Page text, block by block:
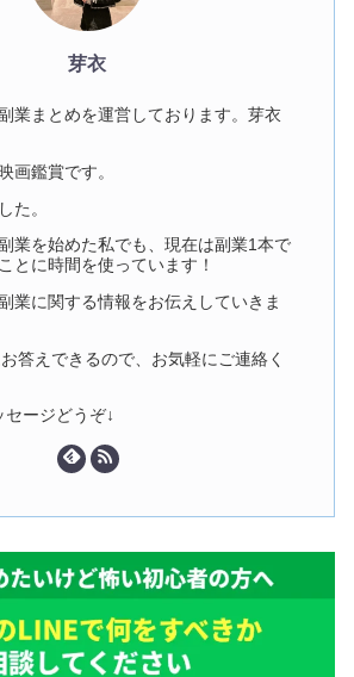
芽衣
業まとめを運営しております。芽衣
画鑑賞です。
た。
業を始めた私でも、現在は副業1本で
とに時間を使っています！
業に関する情報をお伝えしていきま
答えできるので、お気軽にご連絡く
セージどうぞ↓